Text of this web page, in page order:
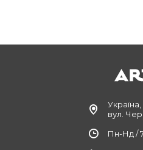
вул.
Пн-Нд /